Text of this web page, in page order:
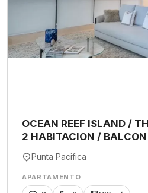
OCEAN REEF ISLAND /
2 HABITACION / BALCON
Punta Pacifica
APARTAMENTO